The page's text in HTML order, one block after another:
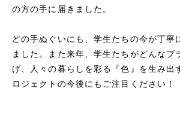
の方の手に届きました。
どの手ぬぐいにも、学生たちの今が丁寧
ました。また来年、学生たちがどんなブ
げ、人々の暮らしを彩る『色』を生み
ロジェクトの今後にもご注目ください！